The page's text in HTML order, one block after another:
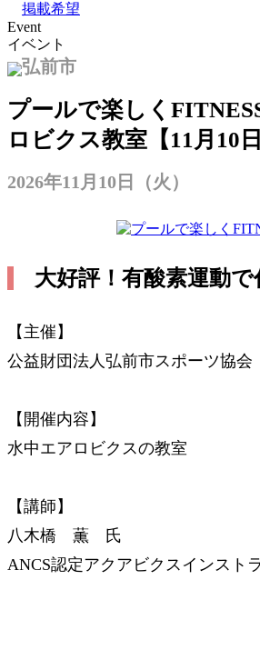
掲載希望
Event
イベント
弘前市
プールで楽しく
ロビクス教室【11月10日
2026年11月10日（火）
大好評！有酸素運動で
【主催】
公益財団法人弘前市スポーツ協会
【開催内容】
水中エアロビクスの教室
【講師】
八木橋 薫 氏
ANCS認定アクアビクスインスト